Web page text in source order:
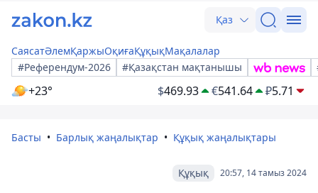
Қаз
СаясатӘлемҚаржыОқиғаҚұқықМақалалар
#Референдум-2026
#Қазақстан мақтанышы
+23° $469.93 €541.64 ₽5.71
Басты Барлық жаңалықтар Құқық жаңалықтары
20:57, 14 тамыз 2024
Құқық